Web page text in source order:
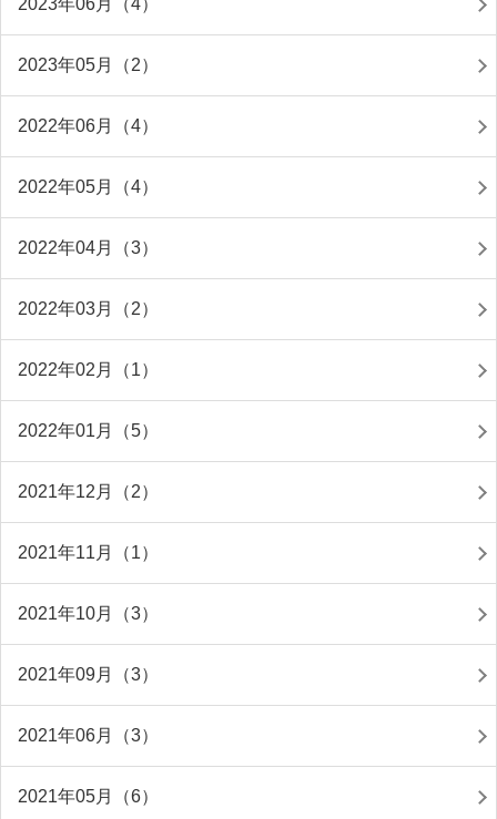
2023年06月（4）
2023年05月（2）
2022年06月（4）
2022年05月（4）
2022年04月（3）
2022年03月（2）
2022年02月（1）
2022年01月（5）
2021年12月（2）
2021年11月（1）
2021年10月（3）
2021年09月（3）
2021年06月（3）
2021年05月（6）